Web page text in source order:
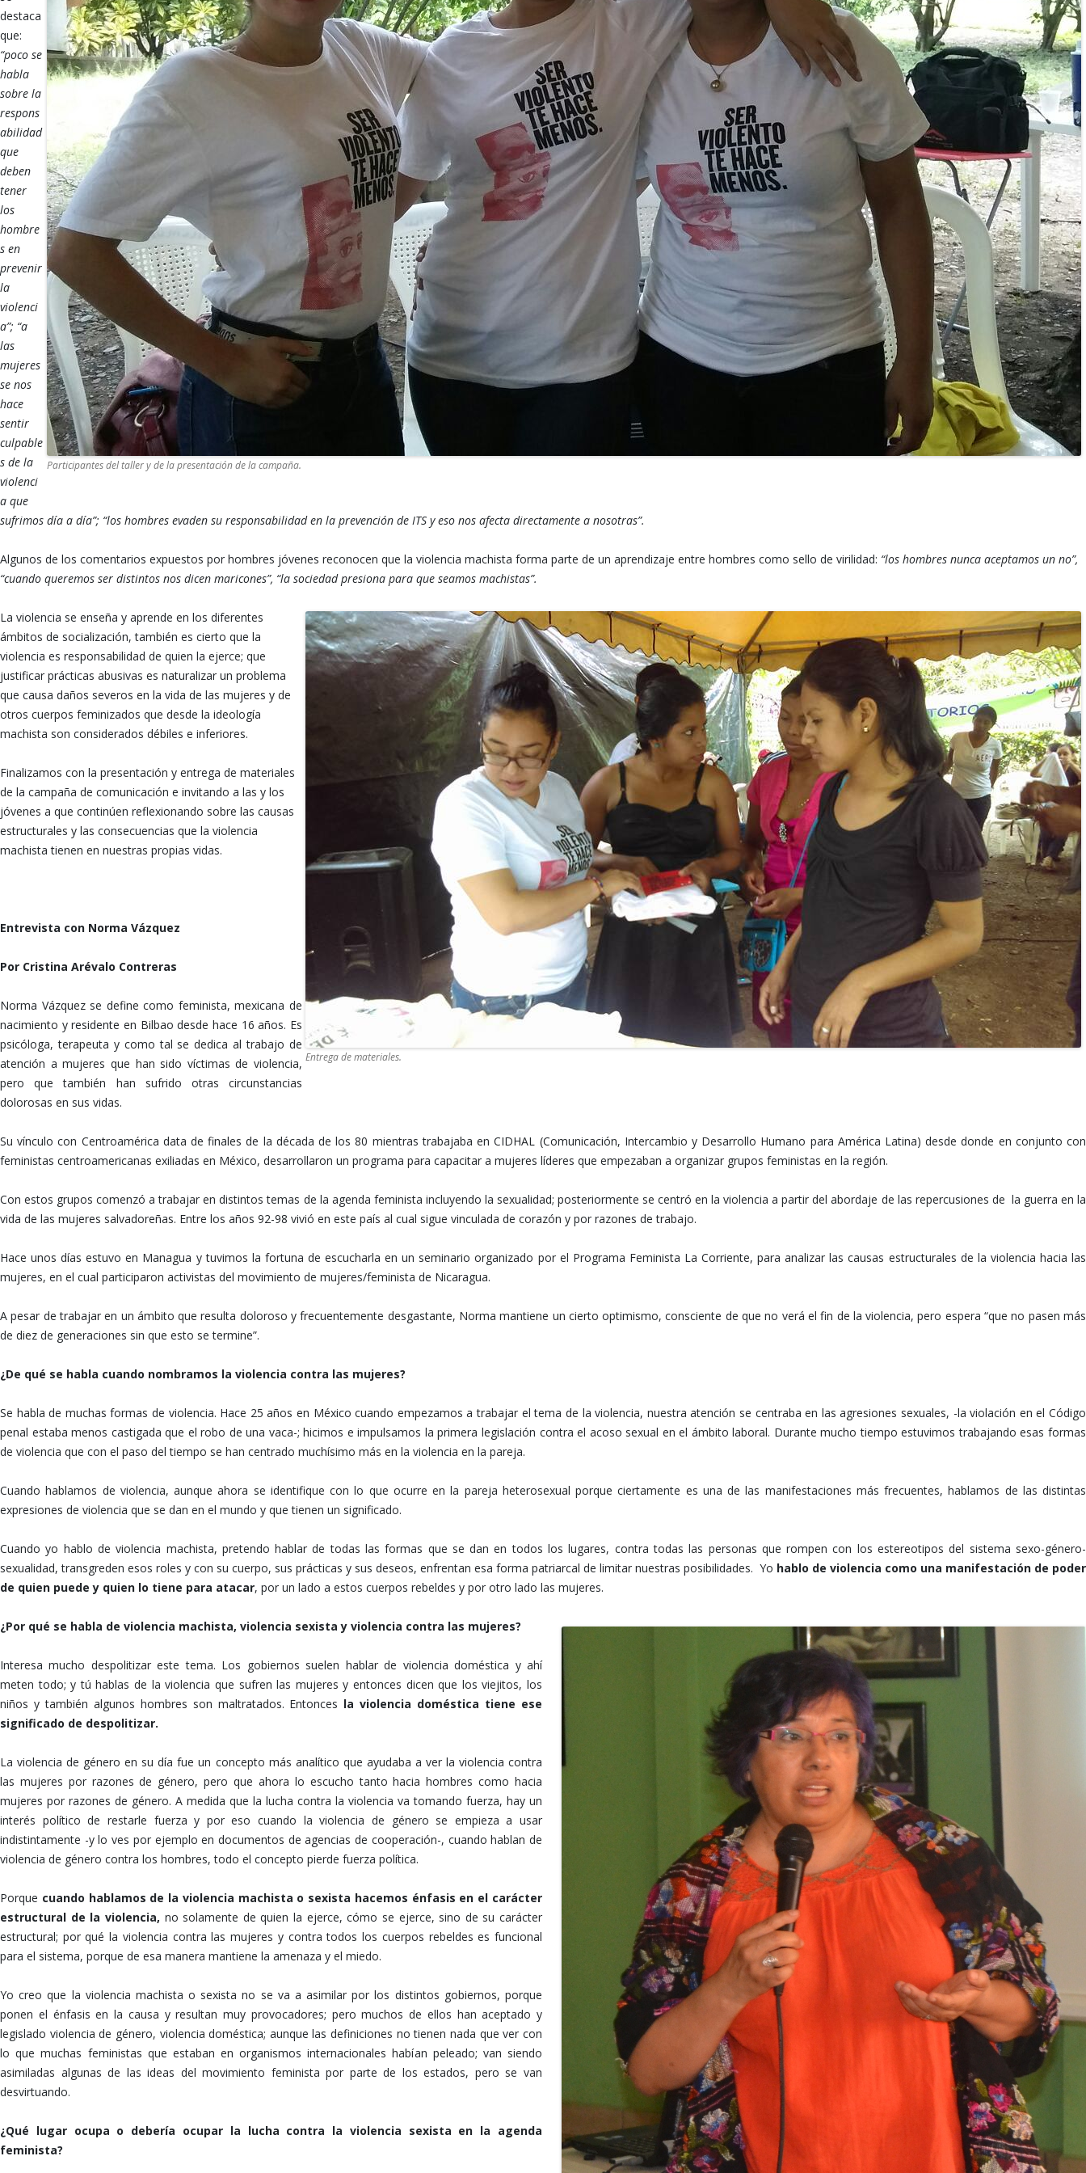
Participantes del taller y de la presentación de la campaña.
destaca
que:
“poco se
habla
sobre la
respons
abilidad
que
deben
tener
los
hombre
s en
prevenir
la
violenci
a”; “a
las
mujeres
se nos
hace
sentir
culpable
s de la
violenci
a que
sufrimos día a día”; “los hombres evaden su responsabilidad en la prevención de ITS y eso nos afecta directamente a nosotras”.
Algunos de los comentarios expuestos por hombres jóvenes reconocen que la violencia machista forma parte de un aprendizaje entre hombres como sello de virilidad: “los hombres nunca aceptamos un no”,
“cuando queremos ser distintos nos dicen maricones”, “la sociedad presiona para que seamos machistas”.
Entrega de materiales.
La violencia se enseña y aprende en los diferentes
ámbitos de socialización, también es cierto que la
violencia es responsabilidad de quien la ejerce; que
justificar prácticas abusivas es naturalizar un problema
que causa daños severos en la vida de las mujeres y de
otros cuerpos feminizados que desde la ideología
machista son considerados débiles e inferiores.
Finalizamos con la presentación y entrega de materiales
de la campaña de comunicación e invitando a las y los
jóvenes a que continúen reflexionando sobre las causas
estructurales y las consecuencias que la violencia
machista tienen en nuestras propias vidas.
Entrevista con Norma Vázquez
Por Cristina Arévalo Contreras
Norma Vázquez se define como feminista, mexicana de
nacimiento y residente en Bilbao desde hace 16 años. Es
psicóloga, terapeuta y como tal se dedica al trabajo de
atención a mujeres que han sido víctimas de violencia,
pero que también han sufrido otras circunstancias
dolorosas en sus vidas.
Su vínculo con Centroamérica data de finales de la década de los 80 mientras trabajaba en CIDHAL (Comunicación, Intercambio y Desarrollo Humano para América Latina) desde donde en conjunto con
feministas centroamericanas exiliadas en México, desarrollaron un programa para capacitar a mujeres líderes que empezaban a organizar grupos feministas en la región.
Con estos grupos comenzó a trabajar en distintos temas de la agenda feminista incluyendo la sexualidad; posteriormente se centró en la violencia a partir del abordaje de las repercusiones de la guerra en la
vida de las mujeres salvadoreñas. Entre los años 92-98 vivió en este país al cual sigue vinculada de corazón y por razones de trabajo.
Hace unos días estuvo en Managua y tuvimos la fortuna de escucharla en un seminario organizado por el Programa Feminista La Corriente, para analizar las causas estructurales de la violencia hacia las
mujeres, en el cual participaron activistas del movimiento de mujeres/feminista de Nicaragua.
A pesar de trabajar en un ámbito que resulta doloroso y frecuentemente desgastante, Norma mantiene un cierto optimismo, consciente de que no verá el fin de la violencia, pero espera “que no pasen más
de diez de generaciones sin que esto se termine”.
¿De qué se habla cuando nombramos la violencia contra las mujeres?
Se habla de muchas formas de violencia. Hace 25 años en México cuando empezamos a trabajar el tema de la violencia, nuestra atención se centraba en las agresiones sexuales, -la violación en el Código
penal estaba menos castigada que el robo de una vaca-; hicimos e impulsamos la primera legislación contra el acoso sexual en el ámbito laboral. Durante mucho tiempo estuvimos trabajando esas formas
de violencia que con el paso del tiempo se han centrado muchísimo más en la violencia en la pareja.
Cuando hablamos de violencia, aunque ahora se identifique con lo que ocurre en la pareja heterosexual porque ciertamente es una de las manifestaciones más frecuentes, hablamos de las distintas
expresiones de violencia que se dan en el mundo y que tienen un significado.
Cuando yo hablo de violencia machista, pretendo hablar de todas las formas que se dan en todos los lugares, contra todas las personas que rompen con los estereotipos del sistema sexo-género-
sexualidad, transgreden esos roles y con su cuerpo, sus prácticas y sus deseos, enfrentan esa forma patriarcal de limitar nuestras posibilidades. Yo hablo de violencia como una manifestación de poder
de quien puede y quien lo tiene para atacar, por un lado a estos cuerpos rebeldes y por otro lado las mujeres.
¿Por qué se habla de violencia machista, violencia sexista y violencia contra las mujeres?
Interesa mucho despolitizar este tema. Los gobiernos suelen hablar de violencia doméstica y ahí
meten todo; y tú hablas de la violencia que sufren las mujeres y entonces dicen que los viejitos, los
niños y también algunos hombres son maltratados. Entonces la violencia doméstica tiene ese
significado de despolitizar.
La violencia de género en su día fue un concepto más analítico que ayudaba a ver la violencia contra
las mujeres por razones de género, pero que ahora lo escucho tanto hacia hombres como hacia
mujeres por razones de género. A medida que la lucha contra la violencia va tomando fuerza, hay un
interés político de restarle fuerza y por eso cuando la violencia de género se empieza a usar
indistintamente -y lo ves por ejemplo en documentos de agencias de cooperación-, cuando hablan de
violencia de género contra los hombres, todo el concepto pierde fuerza política.
Porque cuando hablamos de la violencia machista o sexista hacemos énfasis en el carácter
estructural de la violencia, no solamente de quien la ejerce, cómo se ejerce, sino de su carácter
estructural; por qué la violencia contra las mujeres y contra todos los cuerpos rebeldes es funcional
para el sistema, porque de esa manera mantiene la amenaza y el miedo.
Yo creo que la violencia machista o sexista no se va a asimilar por los distintos gobiernos, porque
ponen el énfasis en la causa y resultan muy provocadores; pero muchos de ellos han aceptado y
legislado violencia de género, violencia doméstica; aunque las definiciones no tienen nada que ver con
lo que muchas feministas que estaban en organismos internacionales habían peleado; van siendo
asimiladas algunas de las ideas del movimiento feminista por parte de los estados, pero se van
desvirtuando.
¿Qué lugar ocupa o debería ocupar la lucha contra la violencia sexista en la agenda
feminista?